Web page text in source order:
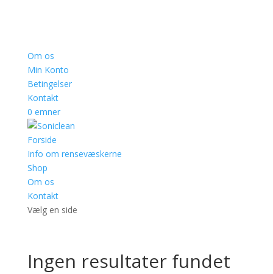
Om os
Min Konto
Betingelser
Kontakt
0 emner
Forside
Info om rensevæskerne
Shop
Om os
Kontakt
Vælg en side
Ingen resultater fundet